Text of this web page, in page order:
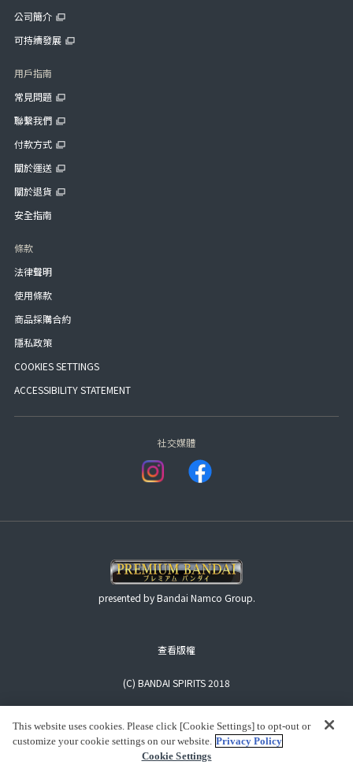
公司簡介
可持續發展
用戶指南
常見問題
聯繫我們
付款方式
關於運送
關於退貨
安全指南
條款
法律聲明
使用條款
商品採購合約
隱私政策
COOKIES SETTINGS
ACCESSIBILITY STATEMENT
社交媒體
presented by Bandai Namco Group.
查看版權
(C) BANDAI SPIRITS 2018
This website uses cookies. Please click [Cookie Settings] to opt-out or
customize your cookie settings on our website. Privacy Policy
Cookie Settings